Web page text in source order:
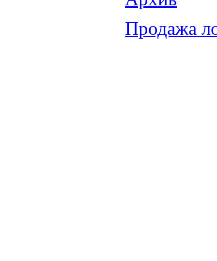
Продажа